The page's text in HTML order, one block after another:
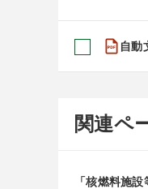
自動
関連ペ
「核燃料施